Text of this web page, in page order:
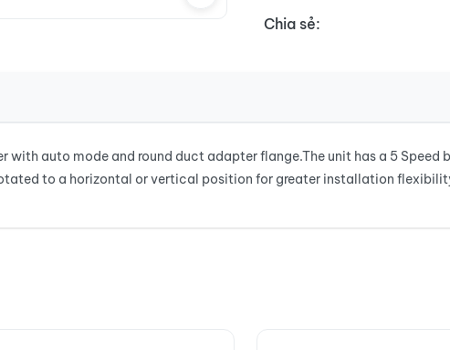
Chia sẻ:
auto mode and round duct adapter flange.The unit has a 5
to a horizontal or vertical position for greater installation